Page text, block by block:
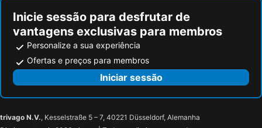
Inicie sessão para desfrutar de
vantagens exclusivas para membros
Personalize a sua experiência
Ofertas e preços para membros
Iniciar sessão
trivago N.V., Kesselstraße 5 – 7, 40221 Düsseldorf, Alemanha